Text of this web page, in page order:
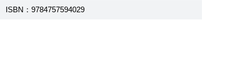
ISBN：9784757594029